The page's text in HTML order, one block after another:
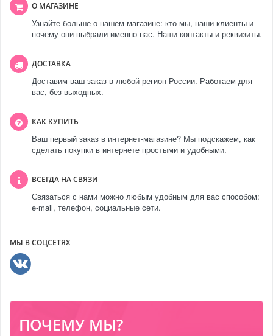
О МАГАЗИНЕ
Узнайте больше о нашем магазине: кто мы, наши клиенты и
почему они выбрали именно нас. Наши контакты и реквизиты.
ДОСТАВКА
Доставим ваш заказ в любой регион России. Работаем для
вас, без выходных.
КАК КУПИТЬ
Ваш первый заказ в интернет-магазине? Мы подскажем, как
сделать покупки в интернете простыми и удобными.
ВСЕГДА НА СВЯЗИ
Связаться с нами можно любым удобным для вас способом:
e-mail, телефон, социальные сети.
МЫ В СОЦСЕТЯХ
ПОЧЕМУ МЫ?